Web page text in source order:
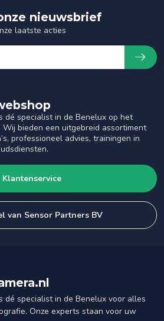
dé specialist in de Benelux op het
bieden een uitgebreid assortiment
professioneel advies, trainingen in
Klantenservice
van Sensor Partners BV
nieuwsbrief
laatste acties
dé specialist in de Benelux voor alles
Onze experts staan voor uw